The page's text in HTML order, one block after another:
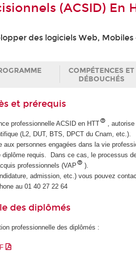
(ACSID) En
des logiciels Web, Mobiles
COMPÉTENCES ET
DÉBOUCHÉS
et prérequis
professionnelle ACSID en HTT
,
(L2, DUT, BTS, DPCT du Cnam, etc.).
aux personnes engagées dans la vie
diplôme requis. Dans ce cas, le processus
professionnels (VAP
).
admission, etc.) vous pouvez
au 01 40 27 22 64
des diplômés
professionnelle des diplômés :